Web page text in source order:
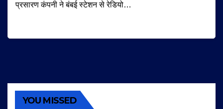
प्रसारण कंपनी ने बंबई स्टेशन से रेडियो…
YOU MISSED